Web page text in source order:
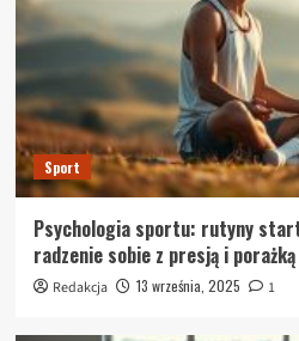
Sport
Psychologia sportu: rutyny
radzenie sobie z presją i porażką
Redakcja 13 września, 2025 1